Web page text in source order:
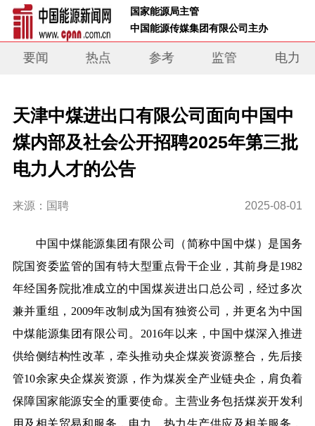
国家能源局主管
中国能源传媒集团有限公司主办
要闻 热点 参考 监管 电力
天津中煤进出口有限公司面向中国中
煤内部及社会公开招聘2025年第三批
电力人才的公告
来源：国聘 2025-08-01
中国中煤能源集团有限公司（简称中国中煤）是国务
院国资委监管的国有特大型重点骨干企业，其前身是1982
年经国务院批准成立的中国煤炭进出口总公司，经过多次
兼并重组，2009年改制成为国有独资公司，并更名为中国
中煤能源集团有限公司。2016年以来，中国中煤深入推进
供给侧结构性改革，牵头推动央企煤炭资源整合，先后接
管10余家央企煤炭资源，作为煤炭全产业链央企，肩负着
保障国家能源安全的重要使命。主营业务包括煤炭开发利